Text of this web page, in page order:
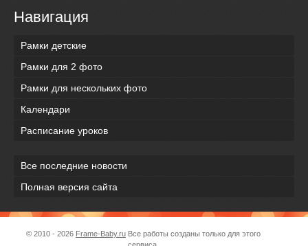
Навигация
Рамки детские
Рамки для 2 фото
Рамки для нескольких фото
Календари
Расписание уроков
Все последние новости
Полная версия сайта
© 2010 - 2026 Frame-Baby.ru Все работы созданы только для этого